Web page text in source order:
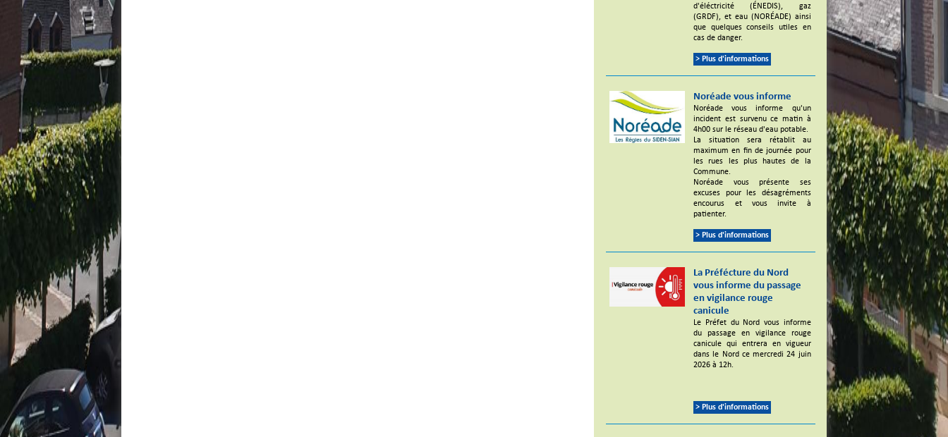
d'éléctricité (ÉNEDIS), gaz
(GRDF), et eau (NORÉADE) ainsi
que quelques conseils utiles en
cas de danger.
> Plus d'informations
Noréade vous informe
Noréade vous informe qu'un
incident est survenu ce matin à
4h00 sur le réseau d'eau potable.
La situation sera rétablit au
maximum en fin de journée pour
les rues les plus hautes de la
Commune.
Noréade vous présente ses
excuses pour les désagréments
encourus et vous invite à
patienter.
> Plus d'informations
La Préfécture du Nord
vous informe du passage
en vigilance rouge
canicule
Le Préfet du Nord vous informe
du passage en vigilance rouge
canicule qui entrera en vigueur
dans le Nord ce mercredi 24 juin
2026 à 12h.
> Plus d'informations